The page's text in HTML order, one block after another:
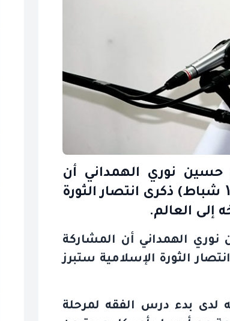
حسين نوري الهمداني أن
المشاركة الملحمية في مسيرات ۲۲ بهمن (۱۱ شباط) ذكرى انتصار الثورة
إلى العالم.
نوري الهمداني أن المشاركة
الثورة الإسلامية ستبرز
لدى بدء درس الفقه لمرحلة